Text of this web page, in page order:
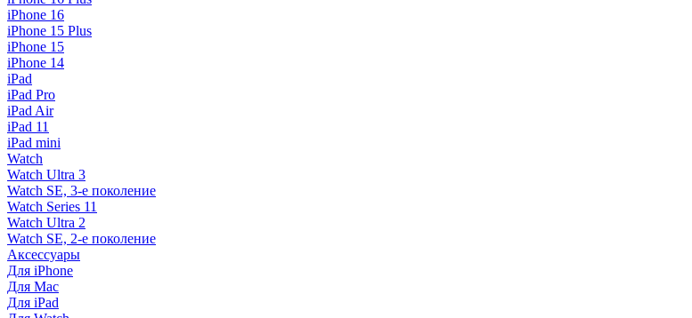
iPhone 16
iPhone 15 Plus
iPhone 15
iPhone 14
iPad
iPad Pro
iPad Air
iPad 11
iPad mini
Watch
Watch Ultra 3
Watch SE, 3-е поколение
Watch Series 11
Watch Ultra 2
Watch SE, 2-е поколение
Аксессуары
Для iPhone
Для Mac
Для iPad